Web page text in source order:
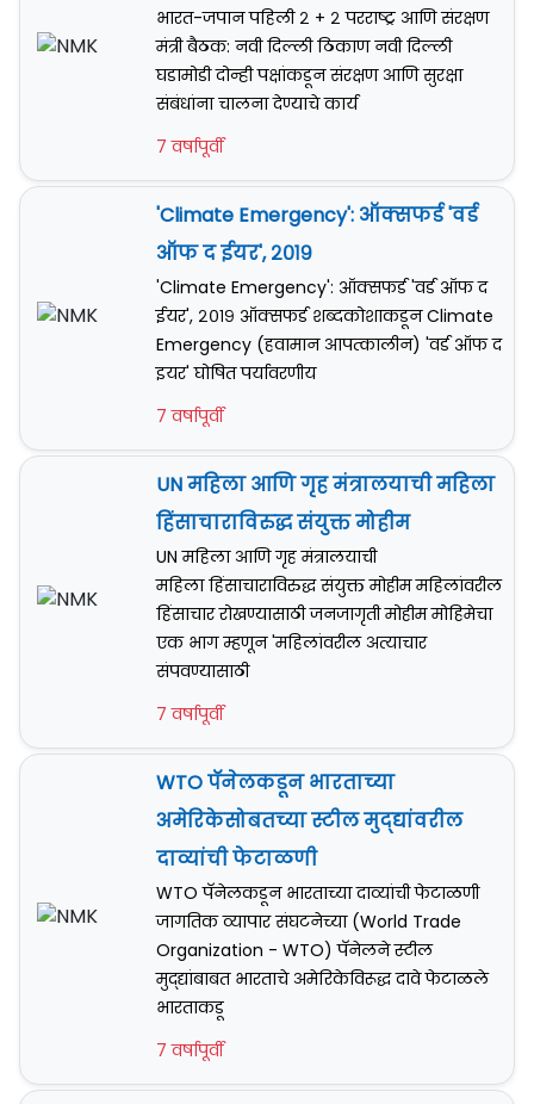
भारत-जपान पहिली २ + २ परराष्ट्र आणि संरक्षण
मंत्री बैठक: नवी दिल्ली ठिकाण नवी दिल्ली
घडामोडी दोन्ही पक्षांकडून संरक्षण आणि सुरक्षा
संबंधांना चालना देण्याचे कार्य
7 वर्षापूर्वी
'Climate Emergency': ऑक्सफर्ड 'वर्ड
ऑफ द ईयर', २०१९
'Climate Emergency': ऑक्सफर्ड 'वर्ड ऑफ द
ईयर', २०१९ ऑक्सफर्ड शब्दकोशाकडून Climate
Emergency (हवामान आपत्कालीन) 'वर्ड ऑफ द
इयर' घोषित पर्यावरणीय
7 वर्षापूर्वी
UN महिला आणि गृह मंत्रालयाची महिला
हिंसाचाराविरुद्ध संयुक्त मोहीम
UN महिला आणि गृह मंत्रालयाची
महिला हिंसाचाराविरुद्ध संयुक्त मोहीम महिलांवरील
हिंसाचार रोखण्यासाठी जनजागृती मोहीम मोहिमेचा
एक भाग म्हणून 'महिलांवरील अत्याचार
संपवण्यासाठी
7 वर्षापूर्वी
WTO पॅनेलकडून भारताच्या
अमेरिकेसोबतच्या स्टील मुद्द्यांवरील
दाव्यांची फेटाळणी
WTO पॅनेलकडून भारताच्या दाव्यांची फेटाळणी
जागतिक व्यापार संघटनेच्या (World Trade
Organization - WTO) पॅनेलने स्टील
मुद्द्यांबाबत भारताचे अमेरिकेविरूद्ध दावे फेटाळले
भारताकडू
7 वर्षापूर्वी